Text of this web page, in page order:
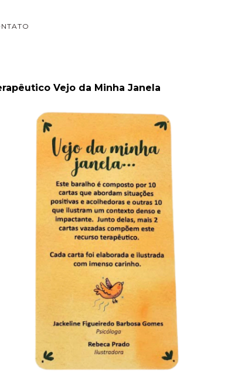
Vejo da Minha Janela